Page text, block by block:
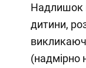
Надлишок
дитини,
(надмірно